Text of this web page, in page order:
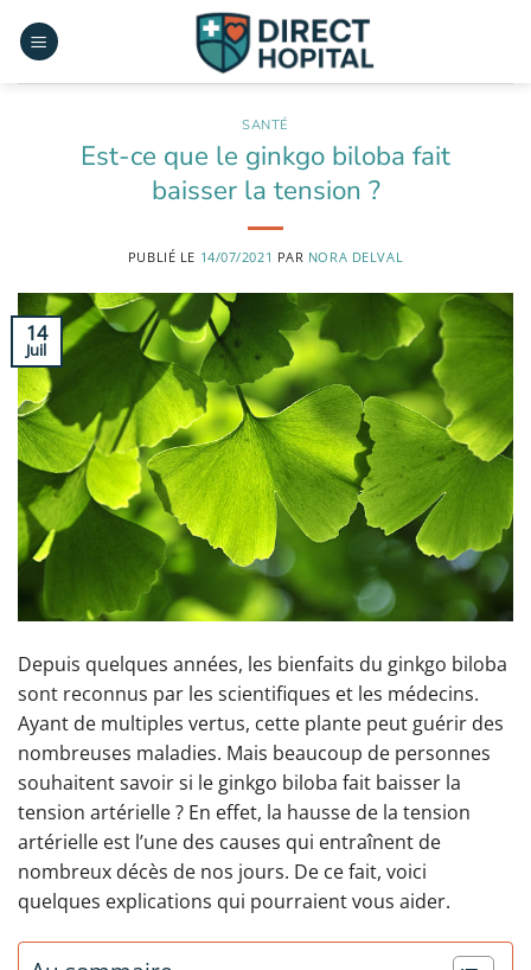
au
SANTÉ
Est-ce que le ginkgo biloba fait
baisser la tension ?
PUBLIÉ LE 14/07/2021 PAR NORA DELVAL
14
Juil
Depuis quelques années, les bienfaits du ginkgo biloba
sont reconnus par les scientifiques et les médecins.
Ayant de multiples vertus, cette plante peut guérir des
nombreuses maladies. Mais beaucoup de personnes
souhaitent savoir si le ginkgo biloba fait baisser la
tension artérielle ? En effet, la hausse de la tension
artérielle est l’une des causes qui entraînent de
nombreux décès de nos jours. De ce fait, voici
quelques explications qui pourraient vous aider.